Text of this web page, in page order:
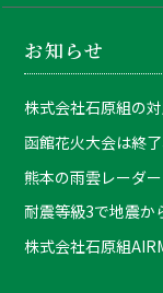
お知らせ
株式会社石原組の
函館花火大会は終
熊本の雨雲レーダ
耐震等級3で地震か
株式会社石原組